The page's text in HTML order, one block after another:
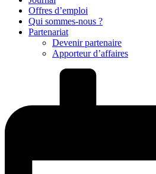
Offres d’emploi
Qui sommes-nous ?
Partenariat
Devenir partenaire
Apporteur d’affaires